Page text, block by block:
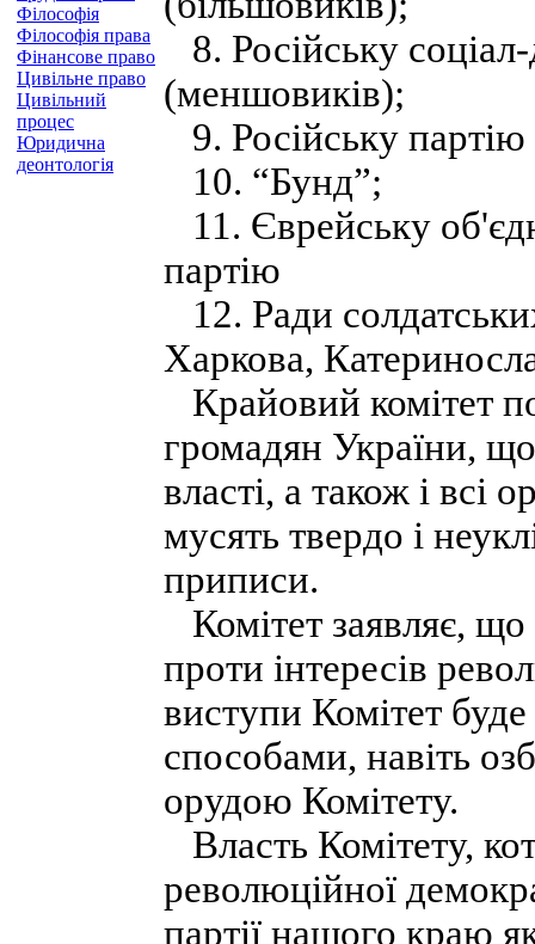
Філософія
Філософія права
Фінансове право
Цивільне право
Цивільний
процес
Юридична
деонтологія
8. Російську
(меншовиків);
9. Російську партію
10. “Бунд”;
11. Єврейську
партію
12. Ради
Харкова,
Крайовий комітет
громадян України, що
власті, а також і всі
мусять твердо і
приписи.
Комітет заявляє, що
проти інтересів
виступи Комітет
способами, навіть
орудою Комітету.
Власть Комітету,
революційної
партії нашого краю